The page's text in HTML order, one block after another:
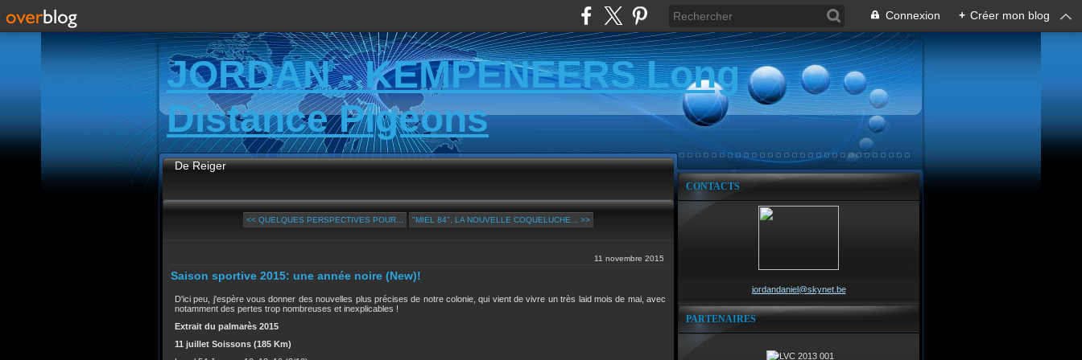
Connexion + Créer mon blog
JORDAN - KEMPENEERS Long
Distance Pigeons
De Reiger
<< QUELQUES PERSPECTIVES POUR... "MIEL 84", LA NOUVELLE COQUELUCHE... >>
11 novembre 2015
Saison sportive 2015: une année noire (New)!
D'ici peu, j'espère vous donner des nouvelles plus précises de notre colonie, qui vient de vivre un très laid mois de mai, avec
notamment des pertes trop nombreuses et inexplicables !
Extrait du palmarès 2015
11 juillet Soissons (185 Km)
CONTACTS
jordandaniel@skynet.be
PARTENAIRES